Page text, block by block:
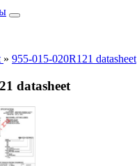
» 955-015-020R121 datasheet
datasheet